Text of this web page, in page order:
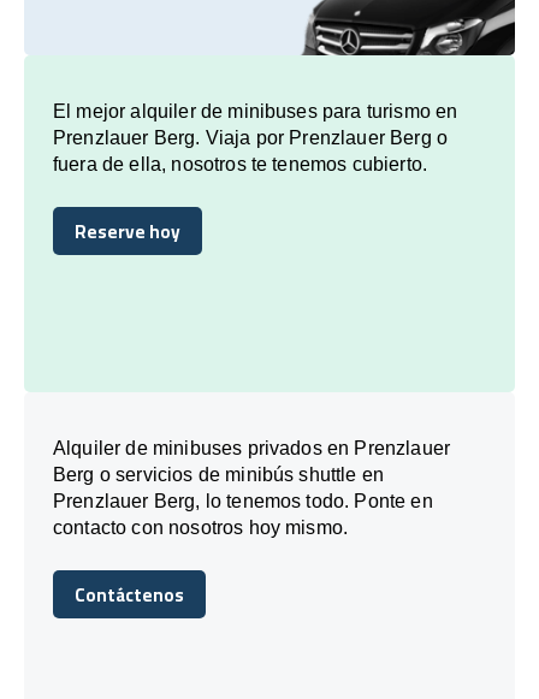
El mejor alquiler de minibuses para turismo en
Prenzlauer Berg. Viaja por Prenzlauer Berg o
fuera de ella, nosotros te tenemos cubierto.
Reserve hoy
Reserve hoy
Alquiler de minibuses privados en Prenzlauer
Berg o servicios de minibús shuttle en
Prenzlauer Berg, lo tenemos todo. Ponte en
contacto con nosotros hoy mismo.
Contáctenos
Contáctenos